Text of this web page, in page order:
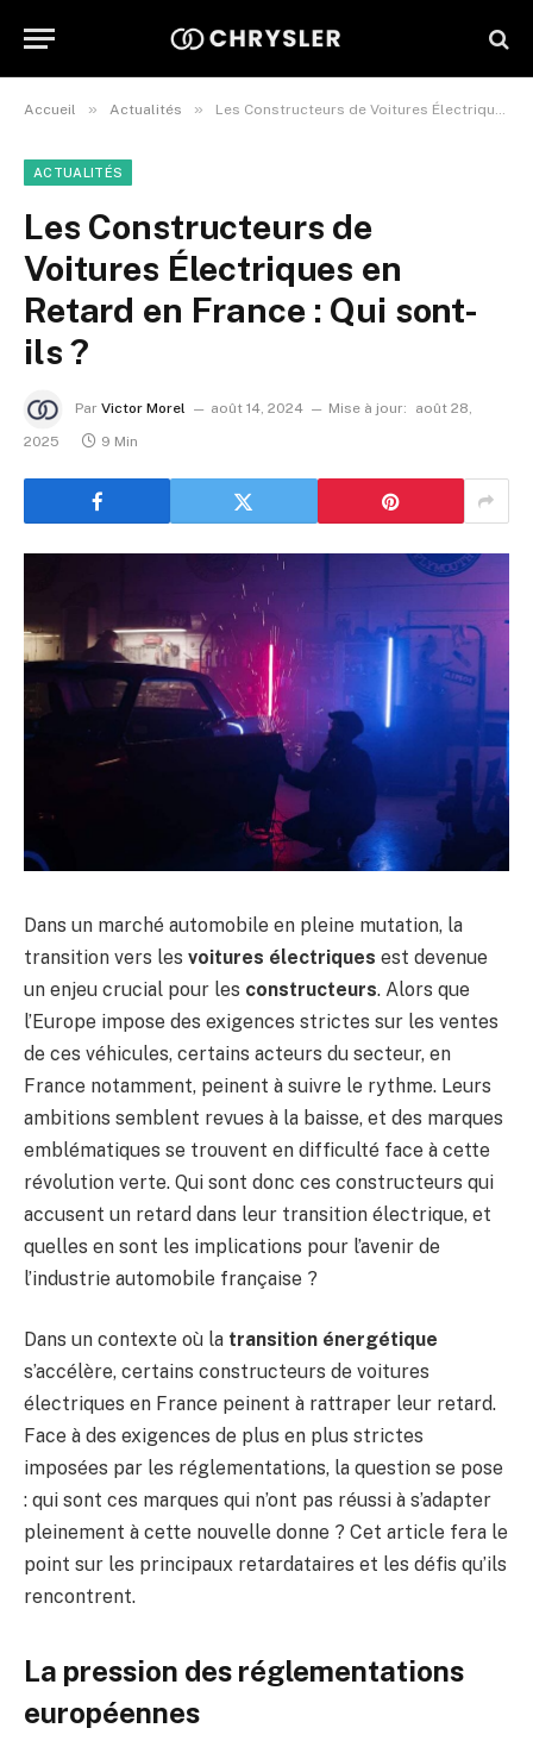
Accueil » Actualités » Les Constructeurs de Voitures Électriques en Retard en France : Qui sont-ils ?
ACTUALITÉS
Les Constructeurs de
Voitures Électriques en
Retard en France : Qui sont-
ils ?
Par Victor Morel août 14, 2024 Mise à jour:
août 28,
2025
9 Min
Dans un marché automobile en pleine mutation, la
transition vers les voitures électriques est devenue
un enjeu crucial pour les constructeurs. Alors que
l’Europe impose des exigences strictes sur les ventes
de ces véhicules, certains acteurs du secteur, en
France notamment, peinent à suivre le rythme. Leurs
ambitions semblent revues à la baisse, et des marques
emblématiques se trouvent en difficulté face à cette
révolution verte. Qui sont donc ces constructeurs qui
accusent un retard dans leur transition électrique, et
quelles en sont les implications pour l’avenir de
l’industrie automobile française ?
Dans un contexte où la transition énergétique
s’accélère, certains constructeurs de voitures
électriques en France peinent à rattraper leur retard.
Face à des exigences de plus en plus strictes
imposées par les réglementations, la question se pose
: qui sont ces marques qui n’ont pas réussi à s’adapter
pleinement à cette nouvelle donne ? Cet article fera le
point sur les principaux retardataires et les défis qu’ils
rencontrent.
La pression des réglementations
européennes